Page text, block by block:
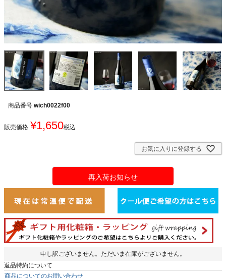
商品番号 wich0022f00
販売価格 ¥1,650税込
お気に入りに登録する
再入荷お知らせ
申し訳ございません。ただいま在庫がございません。
返品特約について
商品についてのお問い合わせ